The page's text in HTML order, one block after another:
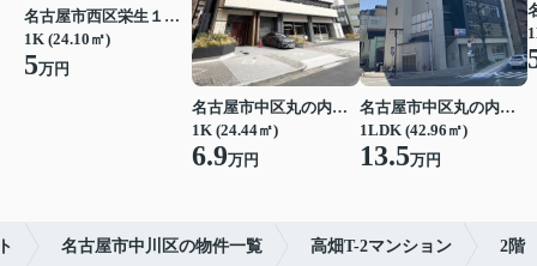
名古屋市西区栄生１丁目
1K (24.10㎡)
5万円
名古屋市中区丸の内２丁目
1K (24.44㎡)
6.9万円
名古屋市中区丸の内２丁目
1LDK (42.96㎡)
13.5万円
名古屋市中川区の物件一覧 高畑T-2マンション 2階